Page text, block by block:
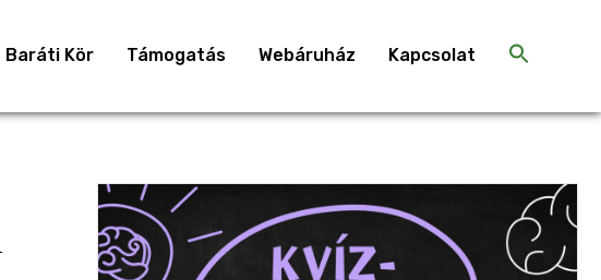
Baráti Kör Támogatás Webáruház Kapcsolat